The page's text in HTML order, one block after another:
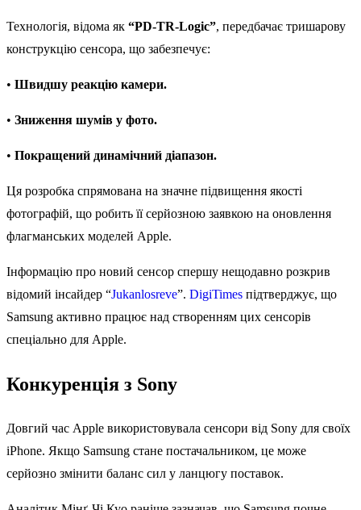
Технологія, відома як “PD-TR-Logic”, передбачає тришарову
конструкцію сенсора, що забезпечує:
• Швидшу реакцію камери.
• Зниження шумів у фото.
• Покращений динамічний діапазон.
Ця розробка спрямована на значне підвищення якості
фотографій, що робить її серйозною заявкою на оновлення
флагманських моделей Apple.
Інформацію про новий сенсор спершу нещодавно розкрив
відомий інсайдер “Jukanlosreve”. DigiTimes підтверджує, що
Samsung активно працює над створенням цих сенсорів
спеціально для Apple.
Конкуренція з Sony
Довгий час Apple використовувала сенсори від Sony для своїх
iPhone. Якщо Samsung стане постачальником, це може
серйозно змінити баланс сил у ланцюгу поставок.